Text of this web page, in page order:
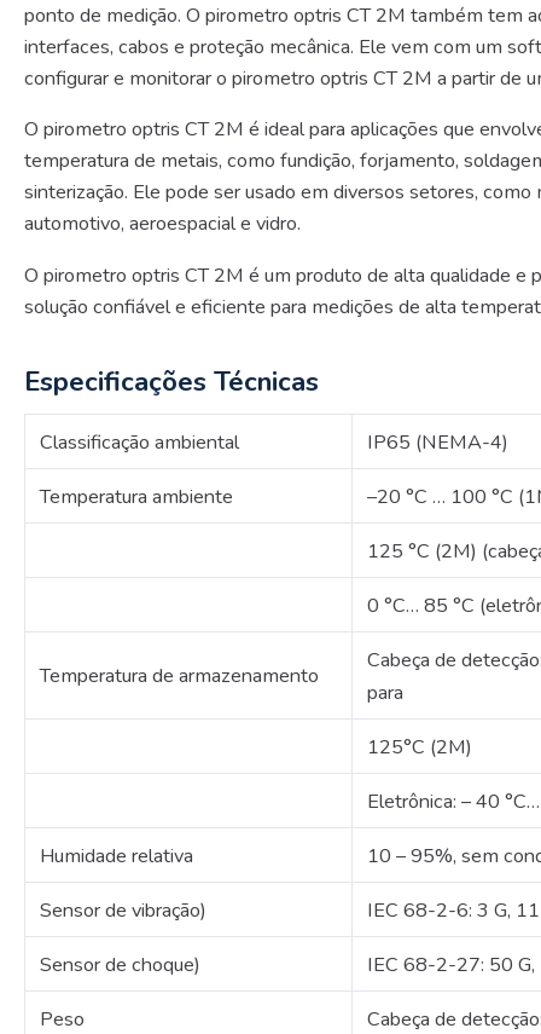
ponto de medição. O pirometro optris CT 2M também tem
interfaces, cabos e proteção mecânica. Ele vem com um
configurar e monitorar o pirometro optris CT 2M a partir de
O pirometro optris CT 2M é ideal para aplicações que
temperatura de metais, como fundição, forjamento,
sinterização. Ele pode ser usado em diversos setores, como
automotivo, aeroespacial e vidro.
O pirometro optris CT 2M é um produto de alta qualidade e
solução confiável e eficiente para medições de alta
Especificações Técnicas
Classificação ambiental IP65 (NEMA-4)
Temperatura ambiente –20 °C … 100 °C
125 °C (2M)
0 °C… 85 °C
Temperatura de armazenamento
Cabeça de
para
125°C (2M)
Eletrônica: – 40
Humidade relativa 10 – 95%, sem
Sensor de vibração) IEC 68-2-6: 3 G,
Sensor de choque) IEC 68-2-27: 50 G,
Peso Cabeça de